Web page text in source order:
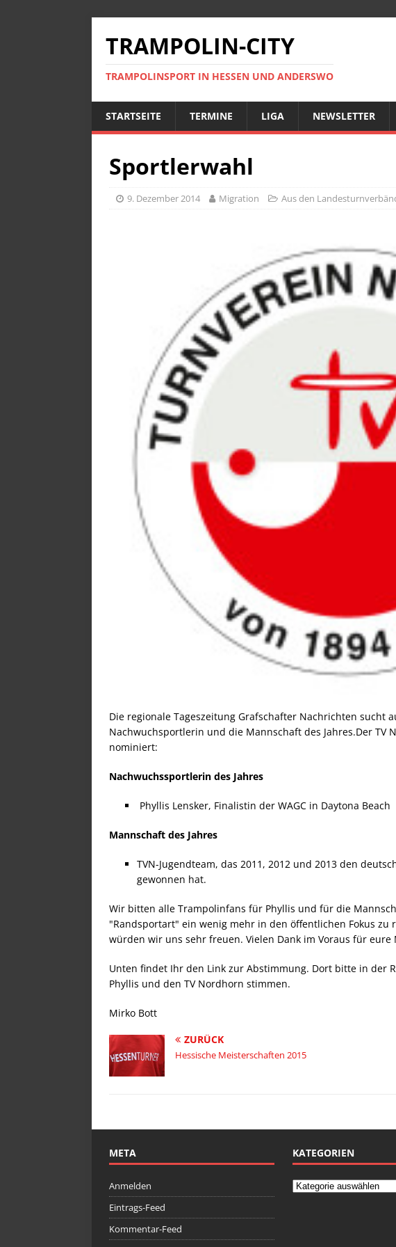
TRAMPOLIN-CITY
TRAMPOLINSPORT IN HESSEN UND ANDERSWO
STARTSEITE TERMINE LIGA NEWSLETTER
Sportlerwahl
9. Dezember 2014 Migration Aus den
Die regionale Tageszeitung Grafschafter Nachrichten sucht
Nachwuchsportlerin und die Mannschaft des Jahres.Der TV
nominiert:
Nachwuchssportlerin des Jahres
Phyllis Lensker, Finalistin der WAGC in Daytona Beach
Mannschaft des Jahres
TVN-Jugendteam, das 2011, 2012 und 2013 den
gewonnen hat.
Wir bitten alle Trampolinfans für Phyllis und für die
"Randsportart" ein wenig mehr in den öffentlichen Fokus zu
würden wir uns sehr freuen. Vielen Dank im Voraus für eure
Unten findet Ihr den Link zur Abstimmung. Dort bitte in der
Phyllis und den TV Nordhorn stimmen.
Mirko Bott
ZURÜCK
Hessische Meisterschaften 2015
META
Anmelden
Eintrags-Feed
Kommentar-Feed
KATEGORIEN